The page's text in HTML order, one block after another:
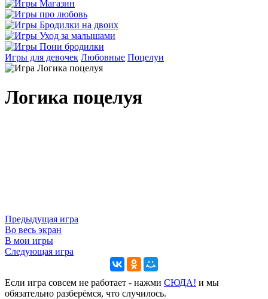
Игры для девочек Любовные Поцелуи
Логика поцелуя
Предыдущая игра
Во весь экран
В мои игры
Следующая игра
Если игра совсем не работает - нажми CЮДА! и мы
обязательно разберёмся, что случилось.